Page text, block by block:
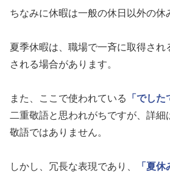
ちなみに休暇は一般の休日以外の休
夏季休暇は、職場で一斉に取得され
される場合があります。
また、ここで使われている 「でした
二重敬語と思われがちですが、詳
敬語ではありません。
しかし、冗長な表現であり、
「夏